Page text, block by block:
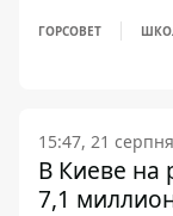
ГОРСОВЕТ
15:47, 21
В Киеве на
7,1